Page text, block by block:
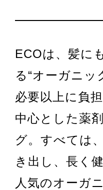
ECOは、髪に
る“オーガニ
必要以上に負
中心とした薬
グ。すべては
き出し、長く
人気のオーガ